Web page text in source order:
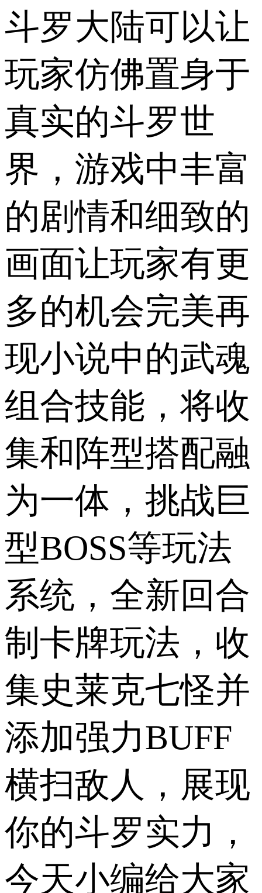
斗罗大陆可以让
玩家仿佛置身于
真实的斗罗世
界，游戏中丰富
的剧情和细致的
画面让玩家有更
多的机会完美再
现小说中的武魂
组合技能，将收
集和阵型搭配融
为一体，挑战巨
型BOSS等玩法
系统，全新回合
制卡牌玩法，收
集史莱克七怪并
添加强力BUFF
横扫敌人，展现
你的斗罗实力，
今天小编给大家